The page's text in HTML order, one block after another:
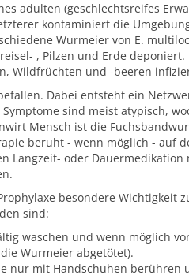
adulten (geschlechtsreifes
kontaminiert die
Wurmeier von E.
, Pilzen und Erde
Wildfrüchten und -beeren
Dabei entsteht ein
sind meist atypisch,
Mensch ist die
beruht - wenn möglich - auf
Langzeit- oder
besondere Wichtigkeit
sind:
waschen und wenn möglich
Wurmeier abgetötet).
nur mit Handschuhen berühren